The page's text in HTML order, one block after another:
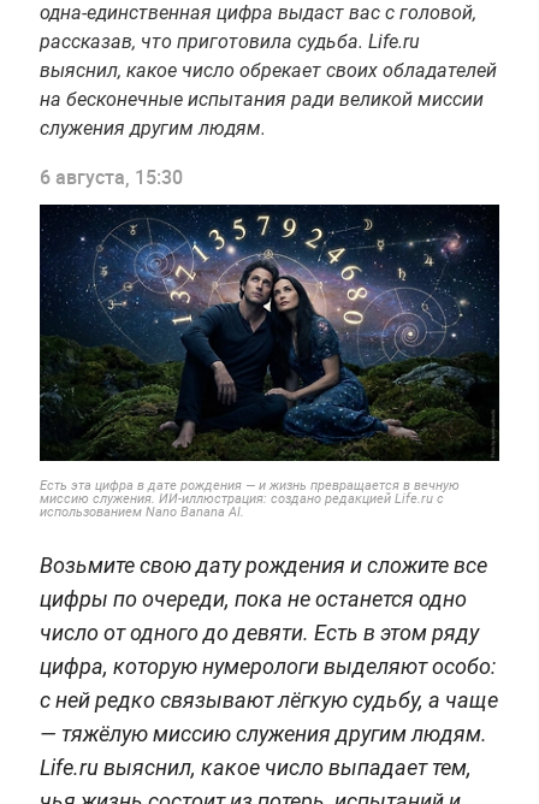
одна-единственная цифра выдаст вас с головой,
рассказав, что приготовила судьба. Life.ru
выяснил, какое число обрекает своих обладателей
на бесконечные испытания ради великой миссии
служения другим людям.
6 августа, 15:30
Есть эта цифра в дате рождения — и жизнь превращается в вечную
миссию служения. ИИ-иллюстрация: создано редакцией Life.ru с
использованием Nano Banana AI.
Возьмите свою дату рождения и сложите все
цифры по очереди, пока не останется одно
число от одного до девяти. Есть в этом ряду
цифра, которую нумерологи выделяют особо:
с ней редко связывают лёгкую судьбу, а чаще
— тяжёлую миссию служения другим людям.
Life.ru выяснил, какое число выпадает тем,